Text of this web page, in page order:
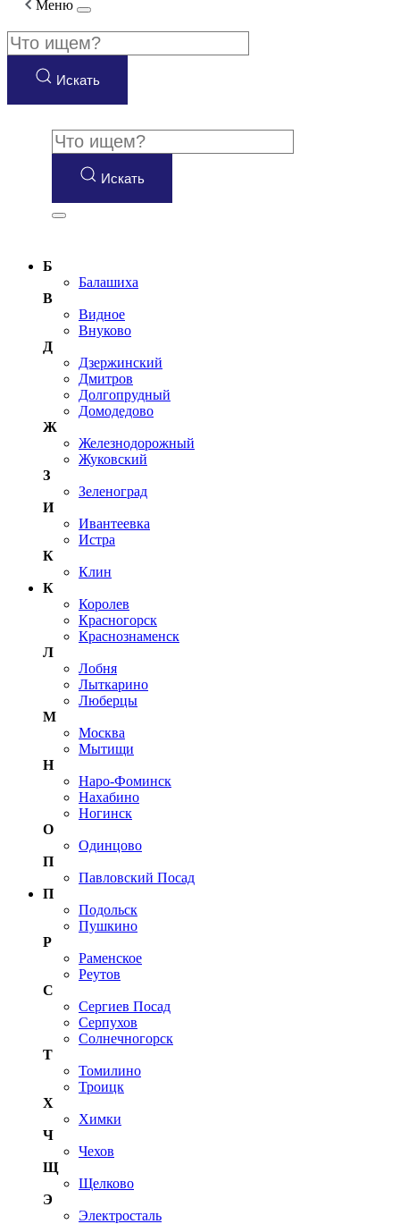
Меню
Искать
Искать
Б
Балашиха
В
Видное
Внуково
Д
Дзержинский
Дмитров
Долгопрудный
Домодедово
Ж
Железнодорожный
Жуковский
З
Зеленоград
И
Ивантеевка
Истра
К
Клин
К
Королев
Красногорск
Краснознаменск
Л
Лобня
Лыткарино
Люберцы
М
Москва
Мытищи
Н
Наро-Фоминск
Нахабино
Ногинск
О
Одинцово
П
Павловский Посад
П
Подольск
Пушкино
Р
Раменское
Реутов
С
Сергиев Посад
Серпухов
Солнечногорск
Т
Томилино
Троицк
Х
Химки
Ч
Чехов
Щ
Щелково
Э
Электросталь